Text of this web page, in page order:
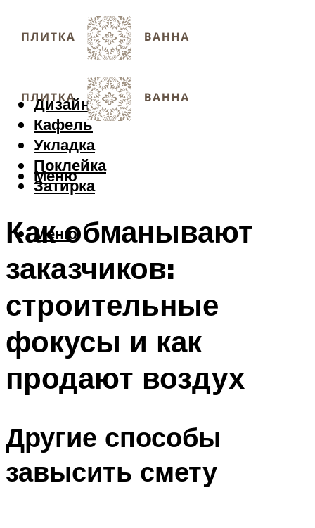
Дизайн
Кафель
Укладка
Поклейка
Затирка
Меню
Меню
Как обманывают
заказчиков:
строительные
фокусы и как
продают воздух
Другие способы
завысить смету